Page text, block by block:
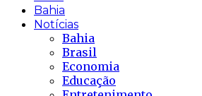
Bahia
Notícias
Bahia
Brasil
Economia
Educação